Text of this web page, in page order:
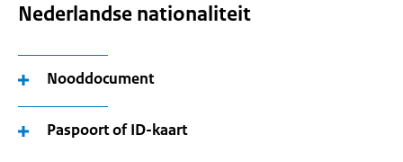
Nederlandse nationaliteit
Nooddocument
Paspoort of ID-kaart